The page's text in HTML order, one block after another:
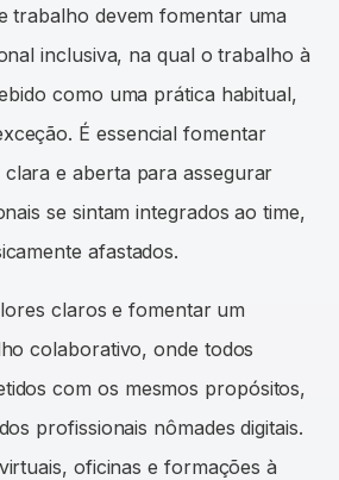
trabalho devem fomentar uma
inclusiva, na qual o trabalho à
como uma prática habitual,
É essencial fomentar
e aberta para assegurar
se sintam integrados ao time,
afastados.
claros e fomentar um
colaborativo, onde todos
com os mesmos propósitos,
profissionais nômades digitais.
oficinas e formações à